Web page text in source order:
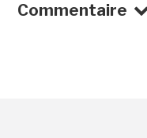
Commentaire